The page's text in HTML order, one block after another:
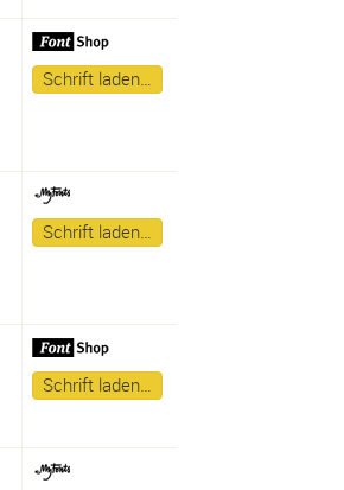
Schrift laden…
Schrift laden…
Schrift laden…